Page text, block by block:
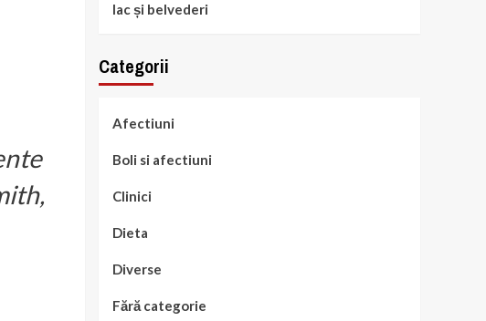
lac și belvederi
Categorii
Afectiuni
Boli si afectiuni
Clinici
Dieta
Diverse
Fără categorie